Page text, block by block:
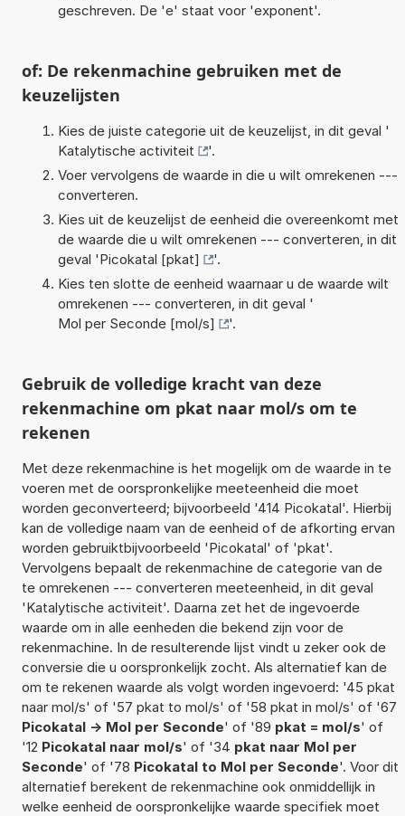
geschreven. De 'e' staat voor 'exponent'.
of: De rekenmachine gebruiken met de
keuzelijsten
Kies de juiste categorie uit de keuzelijst, in dit geval '
Katalytische activiteit
'.
Voer vervolgens de waarde in die u wilt omrekenen ---
converteren.
Kies uit de keuzelijst de eenheid die overeenkomt met
de waarde die u wilt omrekenen --- converteren, in dit
geval 'Picokatal [pkat]
'.
Kies ten slotte de eenheid waarnaar u de waarde wilt
omrekenen --- converteren, in dit geval '
Mol per Seconde [mol/s]
'.
Gebruik de volledige kracht van deze
rekenmachine om pkat naar mol/s om te
rekenen
Met deze rekenmachine is het mogelijk om de waarde in te
voeren met de oorspronkelijke meeteenheid die moet
worden geconverteerd; bijvoorbeeld '414 Picokatal'. Hierbij
kan de volledige naam van de eenheid of de afkorting ervan
worden gebruiktbijvoorbeeld 'Picokatal' of 'pkat'.
Vervolgens bepaalt de rekenmachine de categorie van de
te omrekenen --- converteren meeteenheid, in dit geval
'Katalytische activiteit'. Daarna zet het de ingevoerde
waarde om in alle eenheden die bekend zijn voor de
rekenmachine. In de resulterende lijst vindt u zeker ook de
conversie die u oorspronkelijk zocht. Als alternatief kan de
om te rekenen waarde als volgt worden ingevoerd: '45 pkat
naar mol/s' of '57 pkat to mol/s' of '58 pkat in mol/s' of '67
Picokatal -> Mol per Seconde' of '89 pkat = mol/s' of
'12 Picokatal naar mol/s' of '34 pkat naar Mol per
Seconde' of '78 Picokatal to Mol per Seconde'. Voor dit
alternatief berekent de rekenmachine ook onmiddellijk in
welke eenheid de oorspronkelijke waarde specifiek moet